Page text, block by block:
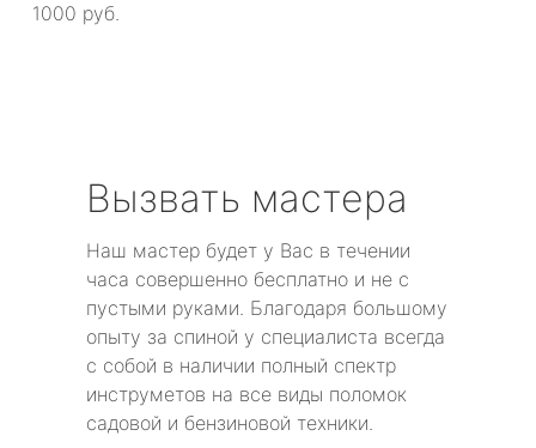
1000 руб.
Вызвать мастера
Наш мастер будет у Вас в течении
часа совершенно бесплатно и не с
пустыми руками. Благодаря большому
опыту за спиной у специалиста всегда
с собой в наличии полный спектр
инструметов на все виды поломок
садовой и бензиновой техники.